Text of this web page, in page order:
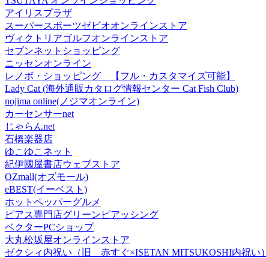
アイリスプラザ
スーパースポーツゼビオオンラインストア
ヴィクトリアゴルフオンラインストア
セブンネットショッピング
ニッセンオンライン
レノボ・ショッピング 【フル・カスタマイズ可能】
Lady Cat (海外通販カタログ情報センター Cat Fish Club)
nojima online(ノジマオンライン)
カーセンサーnet
じゃらんnet
石橋楽器店
ゆこゆこネット
紀伊國屋書店ウェブストア
OZmall(オズモール)
eBEST(イーベスト)
ホットペッパーグルメ
ピアス専門店グリーンピアッシング
ベクターPCショップ
大丸松坂屋オンラインストア
ゼクシィ内祝い（旧 赤すぐ×ISETAN MITSUKOSHI内祝い）